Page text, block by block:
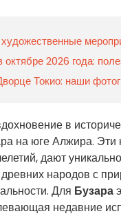
художественные
2026 года:
Токио: наши
в
на юге Алжира.
дают
народов с
Для Бузара
недавние